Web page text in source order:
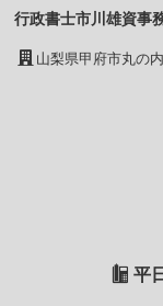
行政書士市川雄資事
山梨県甲府市丸の
平